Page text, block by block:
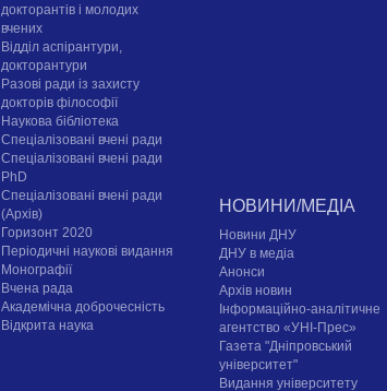
докторантів і молодих
вчених
Відділ аспірантури,
докторантури
Разові ради із захисту
докторів філософії
Наукова бібліотека
Спеціалізовані вчені ради
Спеціалізовані вчені ради
PhD
Спеціалізовані вчені ради
(Архів)
Горизонт 2020
Періодичні наукові видання
Монографії
Вчена рада
Академічна доброчесність
Відкрита наука
НОВИНИ/МЕДІА
Новини ДНУ
ДНУ в медіа
Анонси
Архів новин
Інформаційно-аналітичне
агентство «УНІ-Прес»
Газета "Дніпровський
університет"
Видання університету